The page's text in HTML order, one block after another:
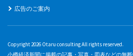
広告のご案内
Copyright 2026 Otaru consulting All rights reserved.
小樽経済新聞に掲載の記事・写真・図表などの無